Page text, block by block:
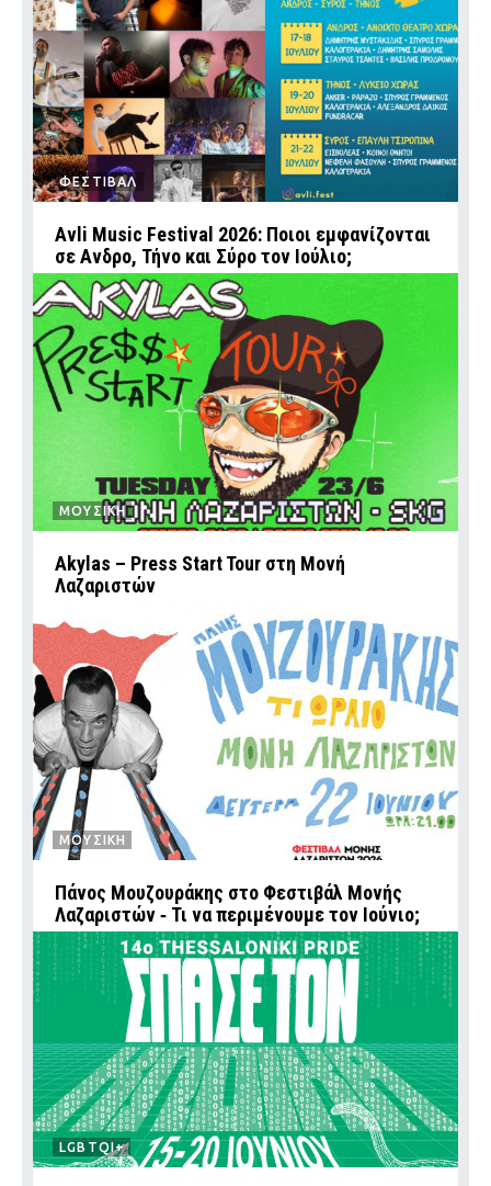
ΦΕΣΤΙΒΑΛ
Avli Music Festival 2026: Ποιοι εμφανίζονται
σε Ανδρο, Τήνο και Σύρο τον Ιούλιο;
ΜΟΥΣΙΚΗ
Akylas – Press Start Tour στη Μονή
Λαζαριστών
ΜΟΥΣΙΚΗ
Πάνος Μουζουράκης στο Φεστιβάλ Μονής
Λαζαριστών ‑ Τι να περιμένουμε τον Ιούνιο;
LGBTQI+